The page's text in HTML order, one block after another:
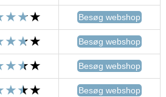
Besøg webshop
Besøg webshop
Besøg webshop
Besøg webshop